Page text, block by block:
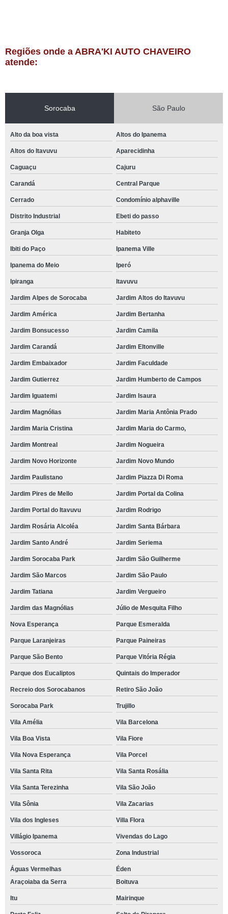
Regiões onde a ABRA'KI AUTO CHAVEIRO
atende:
Sorocaba São Paulo
Alto da boa vista Altos do Ipanema
Altos do Itavuvu Aparecidinha
Caguaçu Cajuru
Carandá Central Parque
Cerrado Condomínio alphaville
Distrito Industrial Ebeti do passo
Granja Olga Habiteto
Ibiti do Paço Ipanema Ville
Ipanema do Meio Iperó
Ipiranga Itavuvu
Jardim Alpes de Sorocaba Jardim Altos do Itavuvu
Jardim América Jardim Bertanha
Jardim Bonsucesso Jardim Camila
Jardim Carandá Jardim Eltonville
Jardim Embaixador Jardim Faculdade
Jardim Gutierrez Jardim Humberto de Campos
Jardim Iguatemi Jardim Isaura
Jardim Magnólias Jardim Maria Antônia Prado
Jardim Maria Cristina Jardim Maria do Carmo,
Jardim Montreal Jardim Nogueira
Jardim Novo Horizonte Jardim Novo Mundo
Jardim Paulistano Jardim Piazza Di Roma
Jardim Pires de Mello Jardim Portal da Colina
Jardim Portal do Itavuvu Jardim Rodrigo
Jardim Rosária Alcoléa Jardim Santa Bárbara
Jardim Santo André Jardim Seriema
Jardim Sorocaba Park Jardim São Guilherme
Jardim São Marcos Jardim São Paulo
Jardim Tatiana Jardim Vergueiro
Jardim das Magnólias Júlio de Mesquita Filho
Nova Esperança Parque Esmeralda
Parque Laranjeiras Parque Paineiras
Parque São Bento Parque Vitória Régia
Parque dos Eucaliptos Quintais do Imperador
Recreio dos Sorocabanos Retiro São João
Sorocaba Park Trujillo
Vila Amélia Vila Barcelona
Vila Boa Vista Vila Fiore
Vila Nova Esperança Vila Porcel
Vila Santa Rita Vila Santa Rosália
Vila Santa Terezinha Vila São João
Vila Sônia Vila Zacarias
Vila dos Ingleses Villa Flora
Villágio Ipanema Vivendas do Lago
Vossoroca Zona Industrial
Águas Vermelhas
Éden
Araçoiaba da Serra
Boituva
Itu Mairinque